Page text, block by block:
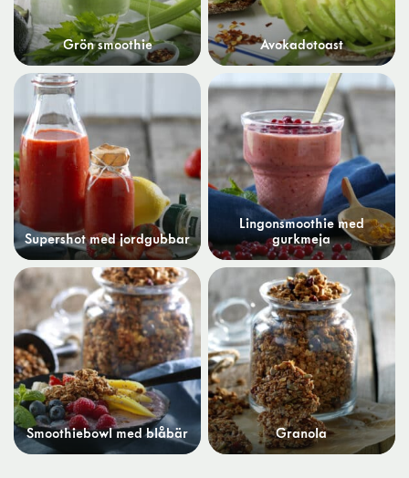
Grön smoothie Avokadotoast
Supershot med jordgubbar
Lingonsmoothie med
gurkmeja
Smoothiebowl med blåbär Granola